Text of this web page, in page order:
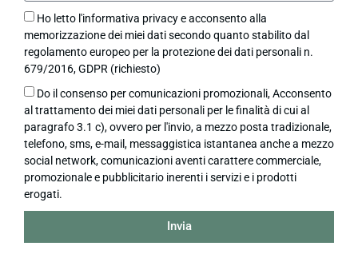
Ho letto l'informativa privacy e acconsento alla
memorizzazione dei miei dati secondo quanto stabilito dal
regolamento europeo per la protezione dei dati personali n.
679/2016, GDPR (richiesto)
Do il consenso per comunicazioni promozionali, Acconsento
al trattamento dei miei dati personali per le finalità di cui al
paragrafo 3.1 c), ovvero per l'invio, a mezzo posta tradizionale,
telefono, sms, e-mail, messaggistica istantanea anche a mezzo
social network, comunicazioni aventi carattere commerciale,
promozionale e pubblicitario inerenti i servizi e i prodotti
erogati.
Invia